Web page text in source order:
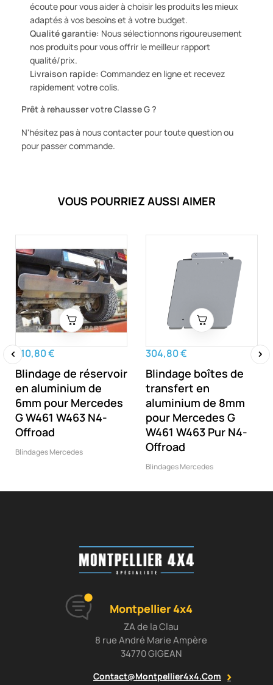
écoute pour vous aider à choisir les produits les mieux
adaptés à vos besoins et à votre budget.
Qualité garantie: Nous sélectionnons rigoureusement
nos produits pour vous offrir le meilleur rapport
qualité/prix.
Livraison rapide: Commandez en ligne et recevez
rapidement votre colis.
Prêt à rehausser votre Classe G ?
N'hésitez pas à nous contacter pour toute question ou
pour passer commande.
VOUS POURRIEZ AUSSI AIMER
310,80 €
Blindage de réservoir
en aluminium de
6mm pour Mercedes
G W461 W463 N4-
Offroad
Blindages Mercedes
304,80 €
Blindage boîtes de
transfert en
aluminium de 8mm
pour Mercedes G
W461 W463 Pur N4-
Offroad
Blindages Mercedes
Montpellier 4x4
ZA de la Clau
8 rue André Marie Ampère
34770 GIGEAN
Contact@montpellier4x4.com